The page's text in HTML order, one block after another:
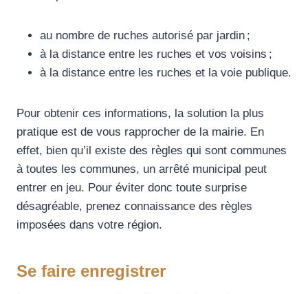
au nombre de ruches autorisé par jardin ;
à la distance entre les ruches et vos voisins ;
à la distance entre les ruches et la voie publique.
Pour obtenir ces informations, la solution la plus
pratique est de vous rapprocher de la mairie. En
effet, bien qu’il existe des règles qui sont communes
à toutes les communes, un arrêté municipal peut
entrer en jeu. Pour éviter donc toute surprise
désagréable, prenez connaissance des règles
imposées dans votre région.
Se faire enregistrer